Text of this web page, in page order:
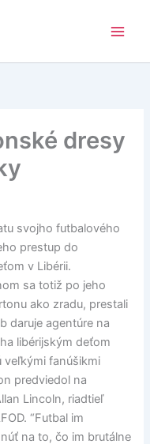
dresy
svojho futbalového
prestup do
v Libérii.
sa totiž po jeho
ako zradu, prestali
daruje agentúre na
libérijským deťom
veľkými fanúšikmi
predviedol na
Lincoln, riadtieľ
“Futbal im
na to, čo im brutálne